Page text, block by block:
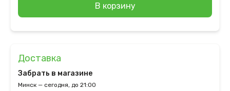
В корзину
Доставка
Забрать в магазине
Минск — сегодня, до 21:00